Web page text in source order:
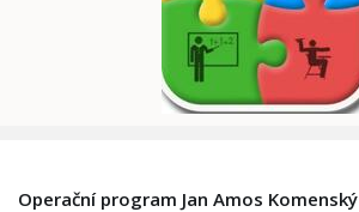
Operační program Jan Amos Komenský